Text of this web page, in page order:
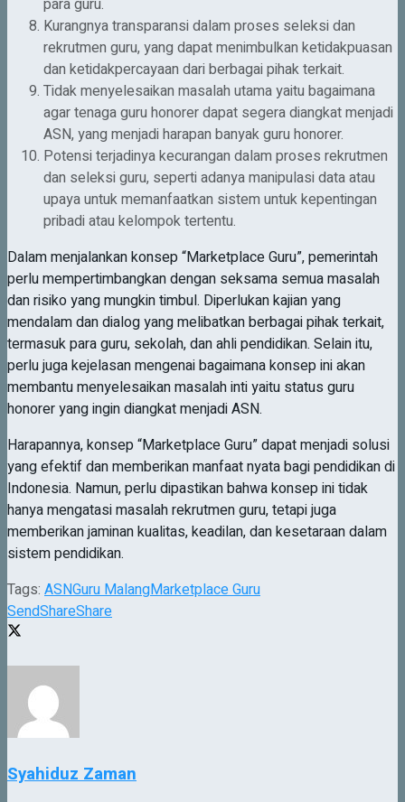
para guru.
Kurangnya transparansi dalam proses seleksi dan
rekrutmen guru, yang dapat menimbulkan ketidakpuasan
dan ketidakpercayaan dari berbagai pihak terkait.
Tidak menyelesaikan masalah utama yaitu bagaimana
agar tenaga guru honorer dapat segera diangkat menjadi
ASN, yang menjadi harapan banyak guru honorer.
Potensi terjadinya kecurangan dalam proses rekrutmen
dan seleksi guru, seperti adanya manipulasi data atau
upaya untuk memanfaatkan sistem untuk kepentingan
pribadi atau kelompok tertentu.
Dalam menjalankan konsep “Marketplace Guru”, pemerintah
perlu mempertimbangkan dengan seksama semua masalah
dan risiko yang mungkin timbul. Diperlukan kajian yang
mendalam dan dialog yang melibatkan berbagai pihak terkait,
termasuk para guru, sekolah, dan ahli pendidikan. Selain itu,
perlu juga kejelasan mengenai bagaimana konsep ini akan
membantu menyelesaikan masalah inti yaitu status guru
honorer yang ingin diangkat menjadi ASN.
Harapannya, konsep “Marketplace Guru” dapat menjadi solusi
yang efektif dan memberikan manfaat nyata bagi pendidikan di
Indonesia. Namun, perlu dipastikan bahwa konsep ini tidak
hanya mengatasi masalah rekrutmen guru, tetapi juga
memberikan jaminan kualitas, keadilan, dan kesetaraan dalam
sistem pendidikan.
Tags: ASNGuru MalangMarketplace Guru
SendShareShare
Syahiduz Zaman